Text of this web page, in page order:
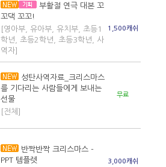
부활절 연극 대본 꼬
꼬댁 꼬꼬!
[영아부, 유아부, 유치부, 초등1
학년, 초등2학년, 초등3학년, 사
역자]
1,500캐쉬
성탄사역자료_크리스마스
를 기다리는 사람들에게 보내는
선물
[전체]
무료
반짝반짝 크리스마스 -
PPT 템플렛
3,000캐쉬